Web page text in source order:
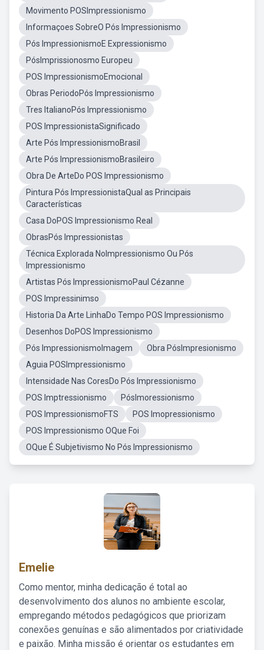
Movimento POSImpressionismo
Informaçoes SobreO Pós Impressionismo
Pós ImpressionismoE Expressionismo
PósImprissionosmo Europeu
POS ImpressionismoEmocional
Obras PeriodoPós Impressionismo
Tres ItalianoPós Impressionismo
POS ImpressionistaSignificado
Arte Pós ImpressionismoBrasil
Arte Pós ImpressionismoBrasileiro
Obra De ArteDo POS Impressionismo
Pintura Pós ImpressionistaQual as Principais
Características
Casa DoPOS Impressionismo Real
ObrasPós Impressionistas
Técnica Explorada NoImpressionismo Ou Pós
Impressionismo
Artistas Pós ImpressionismoPaul Cézanne
POS Impressinimso
Historia Da Arte LinhaDo Tempo POS Impressionismo
Desenhos DoPOS Impressionismo
Pós ImpressionismoImagem
Obra PósImpresionismo
Aguia POSImpressionismo
Intensidade Nas CoresDo Pós Impressionismo
POS Imptressionismo
PósImoressionismo
POS ImpressionismoFTS
POS Imopressionismo
POS Impressionismo OQue Foi
OQue É Subjetivismo No Pós Impressionismo
Emelie
Como mentor, minha dedicação é total ao
desenvolvimento dos alunos no ambiente escolar,
empregando métodos pedagógicos que priorizam
conexões genuínas e são alimentados por criatividade
e paixão. Minha missão é orientar os estudantes em